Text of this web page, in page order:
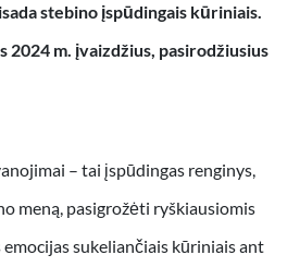
stebino įspūdingais kūriniais.
m. įvaizdžius, pasirodžiusius
– tai įspūdingas renginys,
meną, pasigrožėti ryškiausiomis
sukeliančiais kūriniais ant